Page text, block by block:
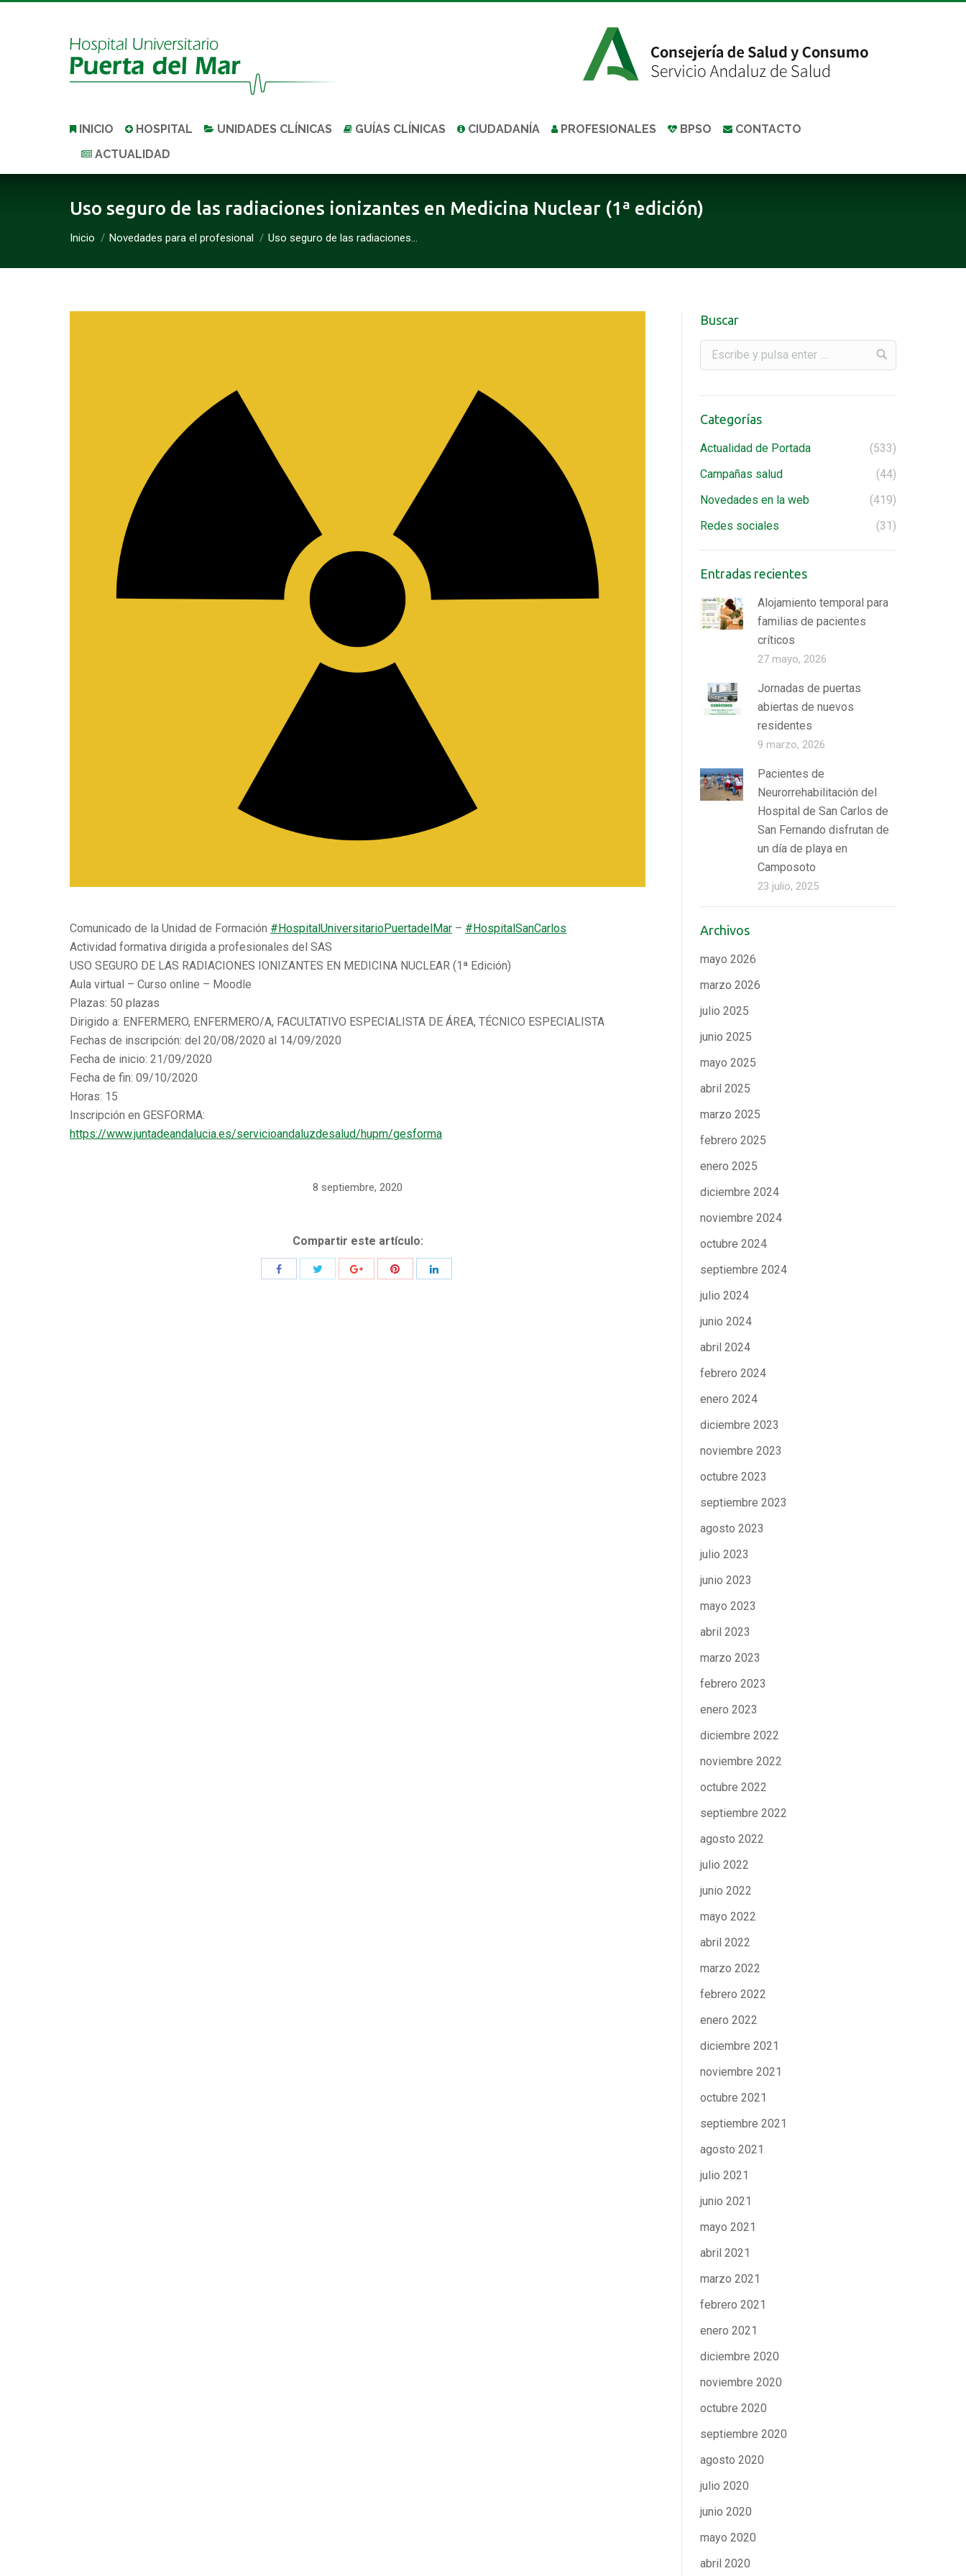
INICIO HOSPITAL UNIDADES CLÍNICAS GUÍAS CLÍNICAS CIUDADANÍA PROFESIONALES BPSO
CONTACTO
ACTUALIDAD
Uso seguro de las radiaciones ionizantes en Medicina Nuclear (1ª edición)
Estás aquí:
Inicio Novedades para el profesional Uso seguro de las radiaciones…
Comunicado de la Unidad de Formación #HospitalUniversitarioPuertadelMar – #HospitalSanCarlos
Actividad formativa dirigida a profesionales del SAS
USO SEGURO DE LAS RADIACIONES IONIZANTES EN MEDICINA NUCLEAR (1ª Edición)
Aula virtual – Curso online – Moodle
Plazas: 50 plazas
Dirigido a: ENFERMERO, ENFERMERO/A, FACULTATIVO ESPECIALISTA DE ÁREA, TÉCNICO ESPECIALISTA
Fechas de inscripción: del 20/08/2020 al 14/09/2020
Fecha de inicio: 21/09/2020
Fecha de fin: 09/10/2020
Horas: 15
Inscripción en GESFORMA:
https://www.juntadeandalucia.es/servicioandaluzdesalud/hupm/gesforma
8 septiembre, 2020
Compartir este artículo:
Buscar
Categorías
Actualidad de Portada
(533)
Campañas salud
(44)
Novedades en la web
(419)
Redes sociales
(31)
Entradas recientes
Alojamiento temporal para
familias de pacientes
críticos
27 mayo, 2026
Jornadas de puertas
abiertas de nuevos
residentes
9 marzo, 2026
Pacientes de
Neurorrehabilitación del
Hospital de San Carlos de
San Fernando disfrutan de
un día de playa en
Camposoto
23 julio, 2025
Archivos
mayo 2026
marzo 2026
julio 2025
junio 2025
mayo 2025
abril 2025
marzo 2025
febrero 2025
enero 2025
diciembre 2024
noviembre 2024
octubre 2024
septiembre 2024
julio 2024
junio 2024
abril 2024
febrero 2024
enero 2024
diciembre 2023
noviembre 2023
octubre 2023
septiembre 2023
agosto 2023
julio 2023
junio 2023
mayo 2023
abril 2023
marzo 2023
febrero 2023
enero 2023
diciembre 2022
noviembre 2022
octubre 2022
septiembre 2022
agosto 2022
julio 2022
junio 2022
mayo 2022
abril 2022
marzo 2022
febrero 2022
enero 2022
diciembre 2021
noviembre 2021
octubre 2021
septiembre 2021
agosto 2021
julio 2021
junio 2021
mayo 2021
abril 2021
marzo 2021
febrero 2021
enero 2021
diciembre 2020
noviembre 2020
octubre 2020
septiembre 2020
agosto 2020
julio 2020
junio 2020
mayo 2020
abril 2020